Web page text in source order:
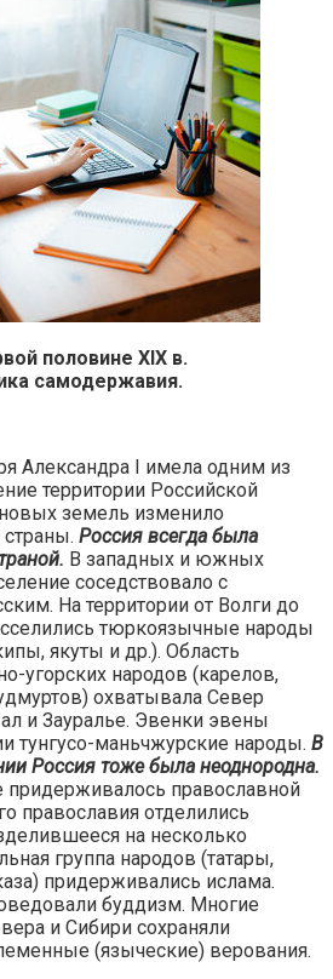
половине XIX в.
самодержавия.
Александра I имела одним из
территории Российской
земель изменило
Россия всегда была
В западных и южных
соседствовало с
На территории от Волги до
тюркоязычные народы
якуты и др.). Область
угорских народов (карелов,
охватывала Север
и Зауралье. Эвенки эвены
тунгусо-маньчжурские народы. В
Россия тоже была неоднородна.
придерживалось православной
православия отделились
на несколько
группа народов (татары,
придерживались ислама.
буддизм. Многие
и Сибири сохраняли
(языческие) верования.